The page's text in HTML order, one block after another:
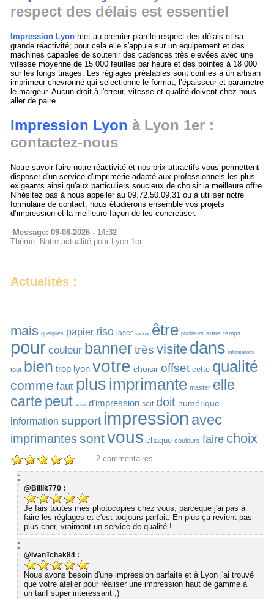
respect des délais est essentiel
Impression Lyon met au premier plan le respect des délais et sa
grande réactivité; pour cela elle s'appuie sur un équipement et des
machines capables de soutenir des cadences très elevées avec une
vitesse moyenne de 15 000 feuilles par heure et des pointes à 18 000
sur les longs tirages. Les réglages préalables sont confiés à un artisan
imprimeur chevronné qui selectionne le format, l’épaisseur et parametre
le margeur. Aucun droit à l'erreur, vitesse et qualité doivent chez nous
aller de paire.
Impression Lyon à Lyon 1er :
contactez-nous
Notre savoir-faire notre réactivité et nos prix attractifs vous permettent
disposer d'un service d'imprimerie adapté aux professionnels les plus
exigeants ainsi qu'aux particuliers soucieux de choisir la meilleure offre.
N'hésitez pas à nous appeller au 09.72.50.09.31 ou à utiliser notre
formulaire de contact, nous étudierons ensemble vos projets
d’impression et la meilleure façon de les concrétiser.
Message: 09-08-2026 - 14:32
Thème: Notre actualité pour Lyon 1er
Actualités :
mais quelques papier riso laser surtout être plusieurs autre temps
pour couleur banner très visite dans informations
tout bien trop lyon votre choisir offset cette qualité
comme faut plus imprimante master elle
carte peut aussi d'impression soit doit numérique
information support impression avec
imprimantes sontvous chaque couleurs faire choix
2 commentaires
@BillIk770 :
Je fais toutes mes photocopies chez vous, parceque j'ai pas à
faire les réglages et c'est toujours parfait. En plus ça revient pas
plus cher, vraiment un service de qualité !
@IvanTchak84 :
Nous avons besoin d'une impression parfaite et à Lyon j'ai trouvé
que votre atelier pour réaliser une impression haut de gamme à
un tarif super interessant ;)